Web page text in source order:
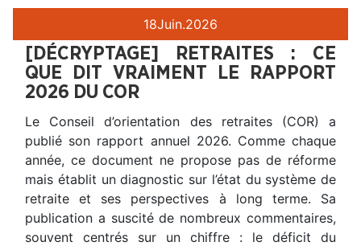
18Juin.2026
[DÉCRYPTAGE] RETRAITES : CE
QUE DIT VRAIMENT LE RAPPORT
2026 DU COR
Le Conseil d’orientation des retraites (COR) a
publié son rapport annuel 2026. Comme chaque
année, ce document ne propose pas de réforme
mais établit un diagnostic sur l’état du système de
retraite et ses perspectives à long terme. Sa
publication a suscité de nombreux commentaires,
souvent centrés sur un chiffre : le déficit du